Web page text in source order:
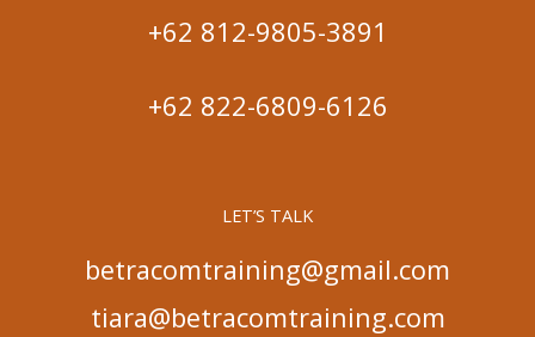
+62 812-9805-3891
+62 822-6809-6126
LET’S TALK
betracomtraining@gmail.com
tiara@betracomtraining.com